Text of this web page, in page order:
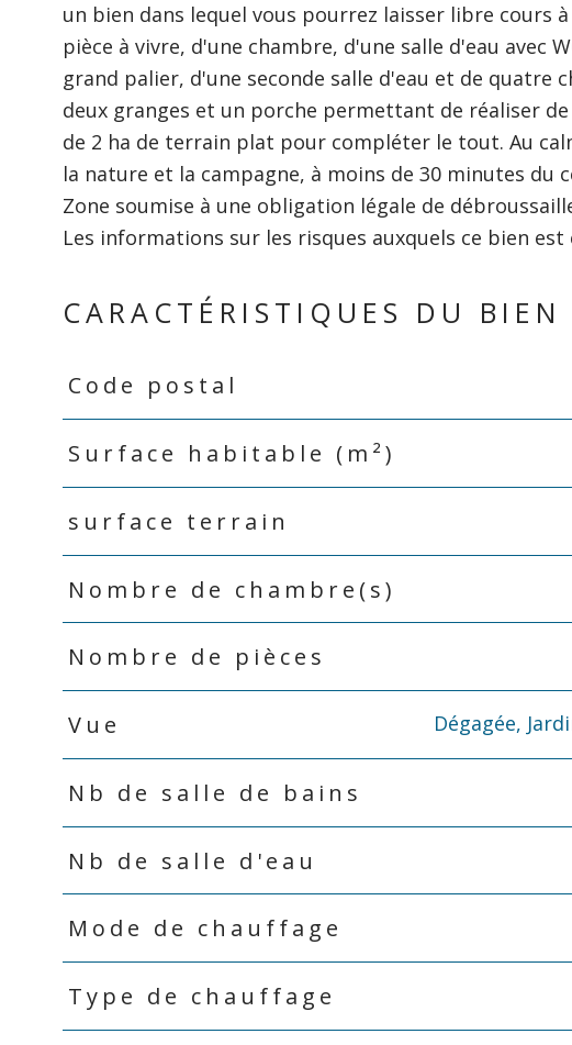
un bien dans lequel vous pourrez laisser libre cours
pièce à vivre, d'une chambre, d'une salle d'eau avec
grand palier, d'une seconde salle d'eau et de quatre
deux granges et un porche permettant de réaliser
de 2 ha de terrain plat pour compléter le tout. Au
la nature et la campagne, à moins de 30 minutes du
Zone soumise à une obligation légale de
Les informations sur les risques auxquels ce bien
CARACTÉRISTIQUES DU BIEN
Caractéristiques Valeurs
Code postal
Surface habitable (m²)
surface terrain
Nombre de chambre(s)
Nombre de pièces
Vue Dégagée,
Nb de salle de bains
Nb de salle d'eau
Mode de chauffage
Type de chauffage